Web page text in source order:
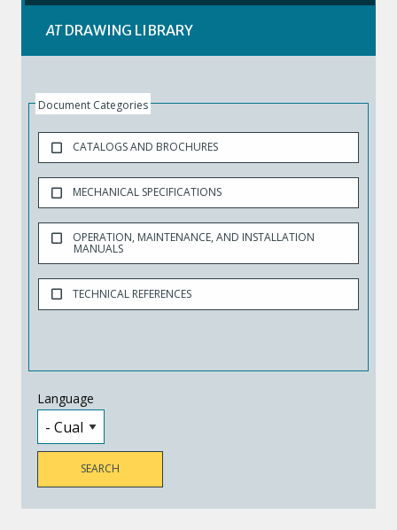
ATDRAWING LIBRARY
Document Categories
CATALOGS AND BROCHURES
MECHANICAL SPECIFICATIONS
OPERATION, MAINTENANCE, AND INSTALLATION
MANUALS
TECHNICAL REFERENCES
Language